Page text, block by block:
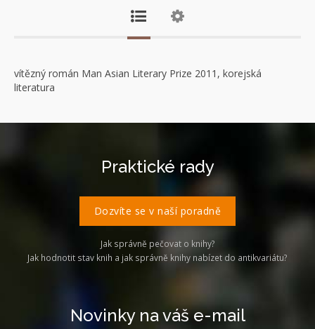
vítězný román Man Asian Literary Prize 2011, korejská
literatura
Praktické rady
Dozvíte se v naší poradně
Jak správně pečovat o knihy?
Jak hodnotit stav knih a jak správně knihy nabízet do antikvariátu?
Novinky na váš e-mail